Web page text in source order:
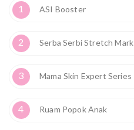
1 ASI Booster
2 Serba Serbi Stretch Mark
3 Mama Skin Expert Series
4 Ruam Popok Anak